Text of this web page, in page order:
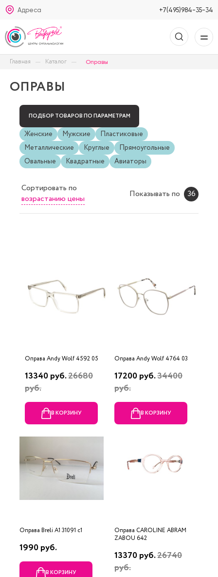
Адреса +7(495)984-35-34
Главная Каталог Оправы
ОПРАВЫ
ПОДБОР ТОВАРОВ ПО ПАРАМЕТРАМ
Женские Мужские
Пластиковые
Металлические
Круглые
Прямоугольные
Овальные
Квадратные Авиаторы
Сортировать по
возрастанию цены
Показывать по 36
Оправа Andy Wolf 4592 05
13340 руб.26680
руб.
В КОРЗИНУ
Оправа Andy Wolf 4764 03
17200 руб.34400
руб.
В КОРЗИНУ
Оправа Breli A1 31091 c1
1990 руб.
В КОРЗИНУ
Оправа CAROLINE ABRAM
ZABOU 642
13370 руб.26740
руб.